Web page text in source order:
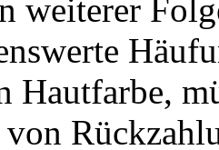
weiterer
Hautfarbe,